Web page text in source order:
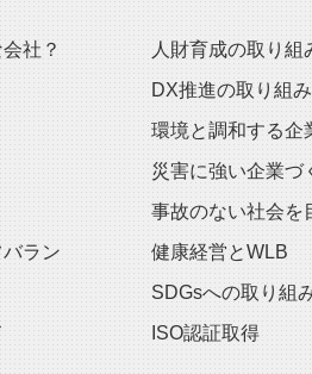
社？
ラン
人財育成の取り組
DX推進の取り組み
環境と調和する企
災害に強い企業づ
事故のない社会を
健康経営とWLB
SDGsへの取り組
ISO認証取得